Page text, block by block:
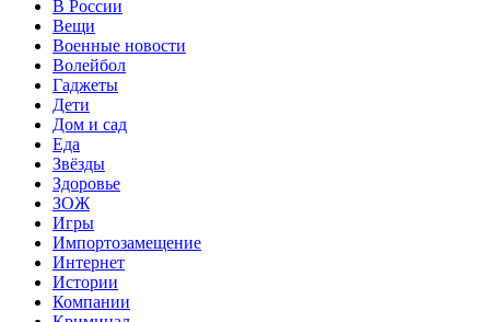
В России
Вещи
Военные новости
Волейбол
Гаджеты
Дети
Дом и сад
Еда
Звёзды
Здоровье
ЗОЖ
Игры
Импортозамещение
Интернет
Истории
Компании